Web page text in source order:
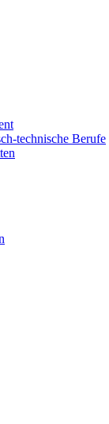
technische Berufe